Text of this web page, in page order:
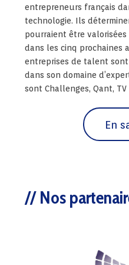
entrepreneurs français
technologie. Ils
pourraient être valorisées
dans les cinq prochaines
entreprises de talent
dans son domaine
sont Challenges, Qant,
Nos